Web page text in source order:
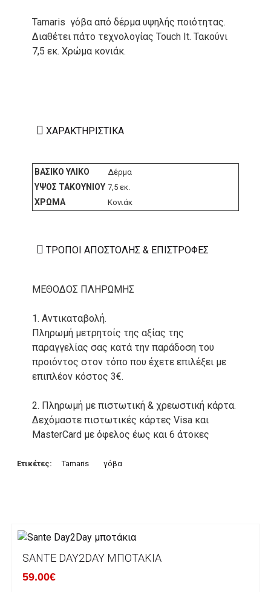
Tamaris γόβα από δέρμα υψηλής ποιότητας.
Διαθέτει πάτο τεχνολογίας Touch It. Τακούνι
7,5 εκ. Χρώμα κονιάκ.
ΧΑΡΑΚΤΗΡΙΣΤΙΚΆ
ΒΑΣΙΚΌ ΥΛΙΚΌ Δέρμα
ΎΨΟΣ ΤΑΚΟΥΝΙΟΎ 7,5 εκ.
ΧΡΏΜΑ Κονιάκ
ΤΡΌΠΟΙ ΑΠΟΣΤΟΛΉΣ & ΕΠΙΣΤΡΟΦΈΣ
ΜΕΘΟΔΟΣ ΠΛΗΡΩΜΗΣ
1. Αντικαταβολή.
Πληρωμή μετρητοίς της αξίας της
παραγγελίας σας κατά την παράδοση του
προιόντος στον τόπο που έχετε επιλέξει με
επιπλέον κόστος 3€.
2. Πληρωμή με πιστωτική & χρεωστική κάρτα.
Δεχόμαστε πιστωτικές κάρτες Visa και
MasterCard με όφελος έως και 6 άτοκες
μας κατάστημα πραγρατοποιούνται μέσα από
Λογαριασμό.
κάποιον απο τους ακόλουθους τραπεζικούς
λογαριασμούς:
Ετικέτες: Tamaris γόβα
SANTE DAY2DAY ΜΠΟΤΆΚΙΑ
59.00€